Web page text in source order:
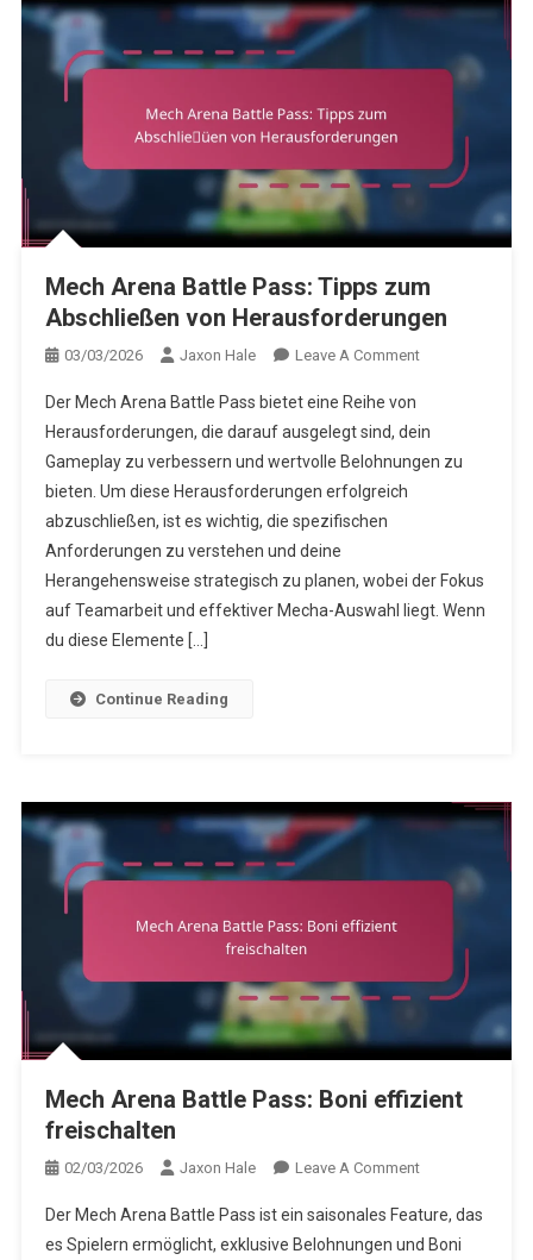
Mech Arena Battle Pass: Tipps zum
Abschließen von Herausforderungen
03/03/2026 Jaxon Hale Leave A CommentOn
Battle
Pass:
Von
Der Mech Arena Battle Pass bietet eine Reihe von
Herausforderungen, die darauf ausgelegt sind, dein
Gameplay zu verbessern und wertvolle Belohnungen zu
bieten. Um diese Herausforderungen erfolgreich
abzuschließen, ist es wichtig, die spezifischen
Anforderungen zu verstehen und deine
Herangehensweise strategisch zu planen, wobei der Fokus
auf Teamarbeit und effektiver Mecha-Auswahl liegt. Wenn
du diese Elemente […]
Continue Reading
Mech Arena Battle Pass: Boni effizient
freischalten
02/03/2026 Jaxon Hale Leave A CommentOn
Arena
Battle
Der Mech Arena Battle Pass ist ein saisonales Feature, das
es Spielern ermöglicht, exklusive Belohnungen und Boni